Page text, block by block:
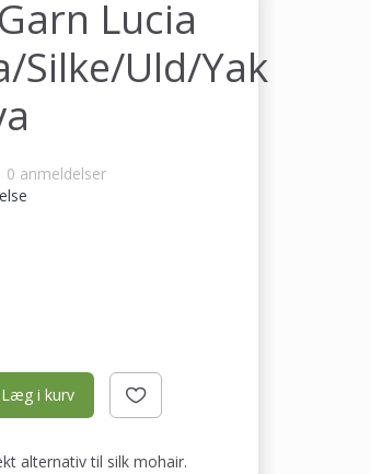
Lucia
Silke/Uld/Yak
0 anmeldelser
Læg i kurv
alternativ til silk mohair.